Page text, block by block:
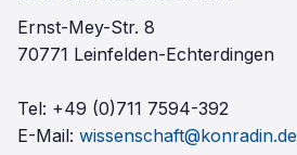
Ernst-Mey-Str. 8
70771 Leinfelden-Echterdingen
Tel: +49 (0)711 7594-392
E-Mail: wissenschaft@konradin.de